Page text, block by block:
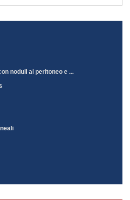
noduli al peritoneo e ...